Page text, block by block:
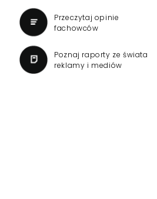
Przeczytaj opinie
fachowców
Poznaj raporty ze świata
reklamy i mediów